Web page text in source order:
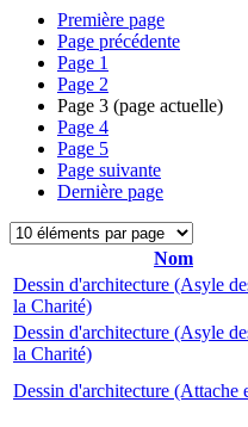
Première page
Page précédente
Page 1
Page 2
Page 3 (page actuelle)
Page 4
Page 5
Page suivante
Dernière page
Nom
Dessin d'architecture (Asyle
la Charité)
Dessin d'architecture (Asyle
la Charité)
Dessin d'architecture (Attache